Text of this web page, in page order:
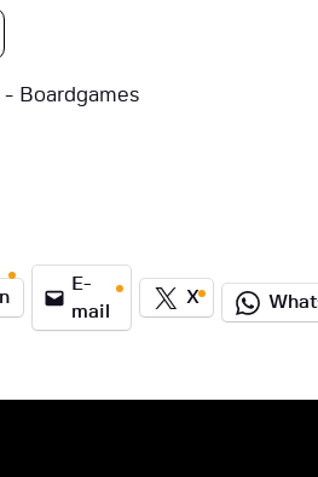
- Boardgames
E-
mail
X